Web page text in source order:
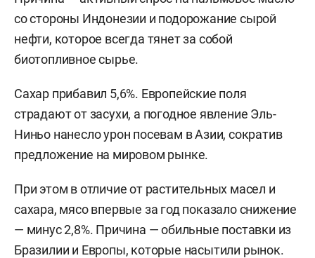
со стороны Индонезии и подорожание сырой
нефти, которое всегда тянет за собой
биотопливное сырье.
Сахар прибавил 5,6%. Европейские поля
страдают от засухи, а погодное явление Эль-
Ниньо нанесло урон посевам в Азии, сократив
предложение на мировом рынке.
При этом в отличие от растительных масел и
сахара, мясо впервые за год показало снижение
— минус 2,8%. Причина — обильные поставки из
Бразилии и Европы, которые насытили рынок.